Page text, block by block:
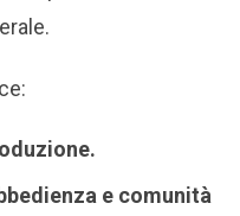
e comunità